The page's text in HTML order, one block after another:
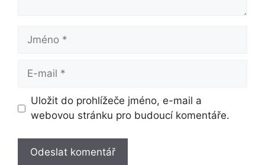
Jméno
Uložit do prohlížeče jméno, e-mail a
webovou stránku pro budoucí komentáře.